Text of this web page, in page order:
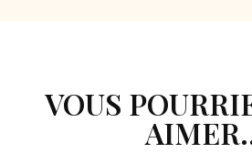
VOUS